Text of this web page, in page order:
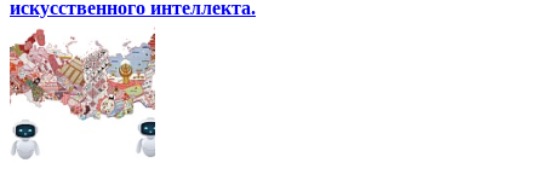
искусственного интеллекта.